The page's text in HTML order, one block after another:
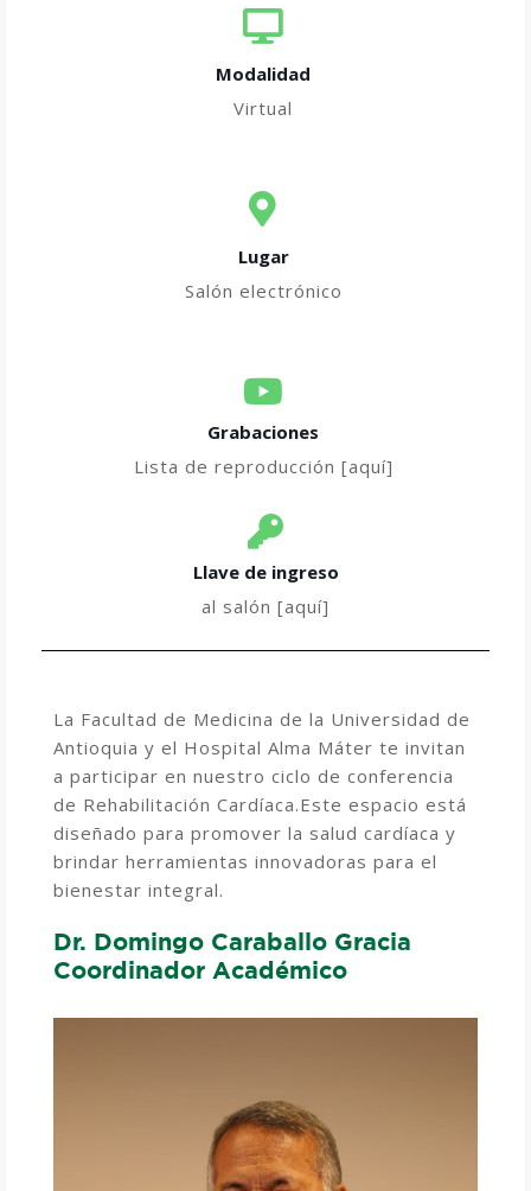
Modalidad
Virtual
Lugar
Salón electrónico
Grabaciones
Lista de reproducción [aquí]
Llave de ingreso
al salón [aquí]
La Facultad de Medicina de la Universidad de
Antioquia y el Hospital Alma Máter te invitan
a participar en nuestro ciclo de conferencia
de Rehabilitación Cardíaca.Este espacio está
diseñado para promover la salud cardíaca y
brindar herramientas innovadoras para el
bienestar integral.
Dr. Domingo Caraballo Gracia
Coordinador Académico